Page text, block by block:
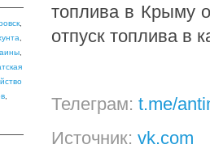
топлива в Крыму
отпуск топлива в
Телеграм: t.me/
Источник: vk.com